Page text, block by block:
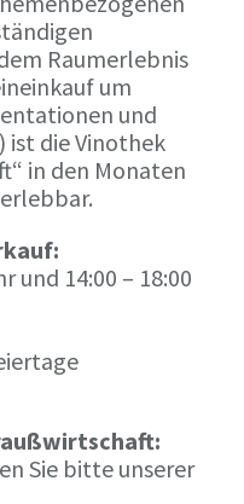
Raumerlebnis
um
und
ist die Vinothek
in den Monaten
und 14:00 – 18:00
Sie bitte unserer